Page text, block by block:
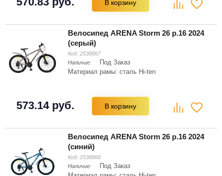
В корзину
Велосипед ARENA Storm 26 р.16 2024
(серый)
Код: 2538867
Наличие:
Под Заказ
Материал рамы: сталь Hi-ten
573.14 руб. В корзину
Велосипед ARENA Storm 26 р.16 2024
(синий)
Код: 2538868
Наличие:
Под Заказ